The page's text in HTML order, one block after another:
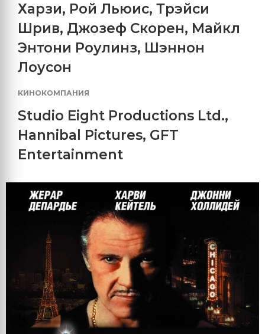
Харзи, Рой Льюис, Трэйси
Шрив, Джозеф Скорен, Майкл
Энтони Роулинз, Шэннон
Лоусон
КИНОКОМПАНИЯ
Studio Eight Productions Ltd.,
Hannibal Pictures, GFT
Entertainment